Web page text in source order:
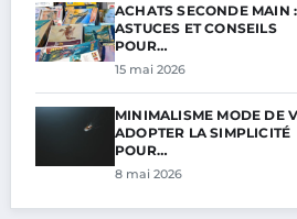
ACHATS SECONDE MAIN :
ASTUCES ET CONSEILS
POUR…
15 mai 2026
MINIMALISME MODE DE
ADOPTER LA SIMPLICITÉ
POUR…
8 mai 2026